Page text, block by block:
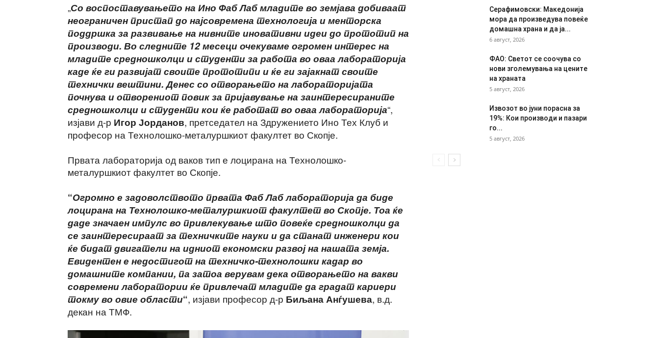
„Со воспоставувањето на Ино Фаб Лаб младите во земјава добиваат
неограничен пристап до најсовремена технологија и менторска
поддршка за развивање на нивните иновативни идеи до прототип на
производи. Во следните 12 месеци очекуваме огромен интерес на
младите средношколци и студенти за работа во оваа лабораторија
каде ќе ги развијат своите прототипи и ќе ги зајакнат своите
технички вештини. Денес со отворањето на лабораторијата
почнува и отворениот повик за пријавување на заинтересираните
средношколци и студенти кои ќе работат во оваа лабораторија“,
изјави д-р Игор Јорданов, претседател на Здружението Ино Тех Клуб и
професор на Технолошко-металуршкиот факултет во Скопје.
Првата лабораторија од ваков тип е лоцирана на Технолошко-
металуршкиот факултет во Скопје.
“Огромно е задоволството првата Фаб Лаб лабораторија да биде
лоцирана на Технолошко-металуршкиот факултет во Скопје. Тоа ќе
даде значаен импулс во привлекување што повеќе средношколци да
се заинтересираат за техничките науки и да станат инженери кои
ќе бидат двигатели на идниот економски развој на нашата земја.
Евидентен е недостигот на техничко-технолошкикадар во
домашните компании, па затоа верувам дека отворањето на вакви
современи лаборатории ќе привлечат младите да градат кариери
токму во овие области“, изјави професор д-р Биљана Анѓушева, в.д.
декан на ТМФ.
Серафимовски: Македонија
мора да произведува повеќе
домашна храна и да ја...
6 август, 2026
ФАО: Светот се соочува со
нови зголемувања на цените
на храната
5 август, 2026
Извозот во јуни порасна за
19%: Кои производи и пазари
го...
5 август, 2026